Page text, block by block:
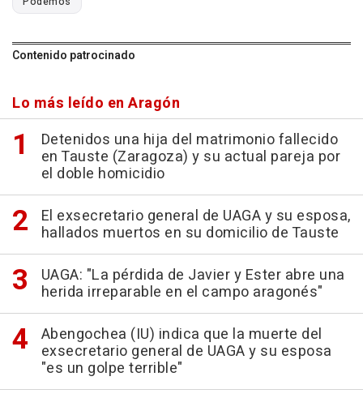
Contenido patrocinado
Lo más leído en Aragón
Detenidos una hija del matrimonio fallecido
en Tauste (Zaragoza) y su actual pareja por
el doble homicidio
El exsecretario general de UAGA y su esposa,
hallados muertos en su domicilio de Tauste
UAGA: "La pérdida de Javier y Ester abre una
herida irreparable en el campo aragonés"
Abengochea (IU) indica que la muerte del
exsecretario general de UAGA y su esposa
"es un golpe terrible"